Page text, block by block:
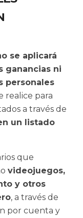
se aplicará
ganancias ni
personales
realice para
a través de
un listado
que
videojuegos,
y otros
, a través de
por cuenta y